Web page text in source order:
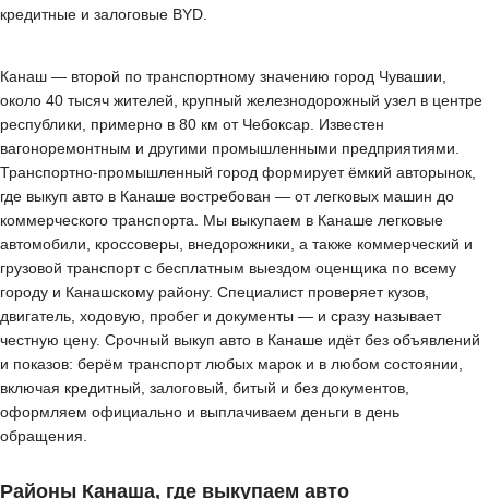
кредитные и залоговые BYD.
Канаш — второй по транспортному значению город Чувашии,
около 40 тысяч жителей, крупный железнодорожный узел в центре
республики, примерно в 80 км от Чебоксар. Известен
вагоноремонтным и другими промышленными предприятиями.
Транспортно-промышленный город формирует ёмкий авторынок,
где выкуп авто в Канаше востребован — от легковых машин до
коммерческого транспорта. Мы выкупаем в Канаше легковые
автомобили, кроссоверы, внедорожники, а также коммерческий и
грузовой транспорт с бесплатным выездом оценщика по всему
городу и Канашскому району. Специалист проверяет кузов,
двигатель, ходовую, пробег и документы — и сразу называет
честную цену. Срочный выкуп авто в Канаше идёт без объявлений
и показов: берём транспорт любых марок и в любом состоянии,
включая кредитный, залоговый, битый и без документов,
оформляем официально и выплачиваем деньги в день
обращения.
Районы Канаша, где выкупаем авто